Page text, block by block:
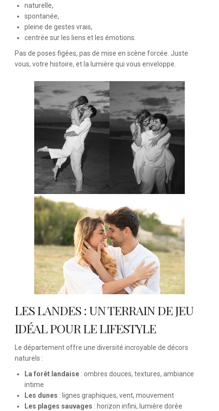
naturelle,
spontanée,
pleine de gestes vrais,
centrée sur les liens et les émotions.
Pas de poses figées, pas de mise en scène forcée. Juste
vous, votre histoire, et la lumière qui vous enveloppe.
LES LANDES : UN TERRAIN DE JEU
IDÉAL POUR LE LIFESTYLE
Le département offre une diversité incroyable de décors
naturels :
La forêt landaise : ombres douces, textures, ambiance
intime
Les dunes : lignes graphiques, vent, mouvement
Les plages sauvages : horizon infini, lumière dorée